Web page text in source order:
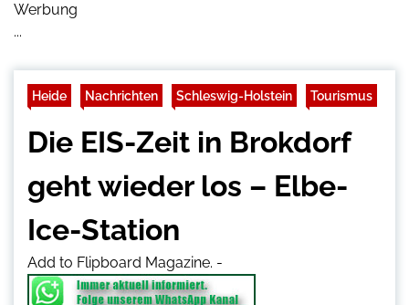
Werbung
...
Heide Nachrichten Schleswig-Holstein Tourismus
Die EIS-Zeit in Brokdorf
geht wieder los – Elbe-
Ice-Station
Add to Flipboard Magazine. -